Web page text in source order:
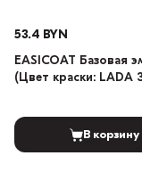
53.4 BYN
EASICOAT Базовая
(Цвет краски: LADA
В корзину